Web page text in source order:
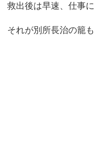
救出後は早速、仕事
それが別所長治の籠